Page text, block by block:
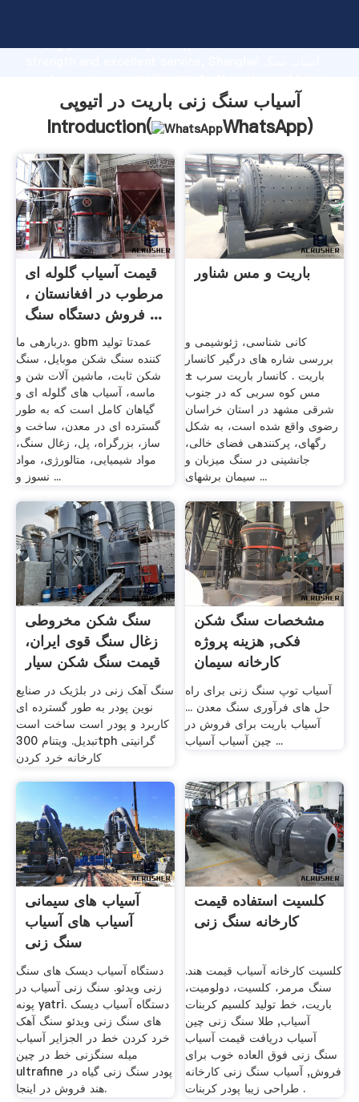
strong production capability, advanced research
values to all of customers.
آسیاب سنگ زنی باریت در اتیوپی
Introduction(
WhatsApp)
قیمت آسیاب گلوله ای
مرطوب در افغانستان ،
فروش دستگاه سنگ ...
دربارهی ما. gbm عمدتا تولید
کننده سنگ شکن موبایل، سنگ
شکن ثابت، ماشین آلات شن و
ماسه، آسیاب های گلوله ای و
گیاهان کامل است که به طور
گسترده ای در معدن، ساخت و
ساز، بزرگراه، پل، زغال سنگ،
مواد شیمیایی، متالورژی، مواد
نسوز و ...
باریت و مس شناور
کانی شناسی، ژئوشیمی و
بررسی شاره های درگیر کانسار
باریت . کانسار باریت سرب ±
مس کوه سربی که در جنوب
شرقی مشهد در استان خراسان
رضوی واقع شده است، به شکل
رگه­ای، پرکننده­ی فضای خالی،
جانشینی در سنگ میزبان و
سیمان برش­های ...
سنگ شکن مخروطی
زغال سنگ قوی ایران،
قیمت سنگ شکن سیار
امارات
سنگ آهک زنی در بلژیک در صنايع
نوين پودر به طور گسترده ای
کاربرد و پودر است ساخت است
تبدیل. ویتنام 300tph گرانیتی
کارخانه خرد کردن
مشخصات سنگ شکن
فکی, هزینه پروژه
کارخانه سیمان
آسیاب توپ سنگ زنی برای راه
حل های فرآوری سنگ معدن ...
آسیاب باریت برای فروش در
چین آسیاب آسیاب ...
آسیاب های سیمانی
آسیاب های آسیاب
سنگ زنی
دستگاه آسیاب دیسک های سنگ
زنی ویدئو. سنگ زنی آسیاب در
پونه yatri. دستگاه آسیاب دیسک
های سنگ زنی ویدئو سنگ آهک
خرد کردن خط در الجزایر آسیاب
میله سنگزنی خط در چین
ultrafine پودر سنگ زنی گیاه در
هند فروش در اینجا.
کلسیت استفاده قیمت
کارخانه سنگ زنی
کلسیت کارخانه آسیاب قیمت هند.
سنگ مرمر، کلسیت، دولومیت،
باریت، خط تولید کلسیم کربنات
آسیاب, طلا سنگ زنی چین
آسیاب دریافت قیمت آسیاب
سنگ زنی فوق العاده خوب برای
فروش, آسیاب سنگ زنی کارخانه
طراحی زیبا پودر کربنات .